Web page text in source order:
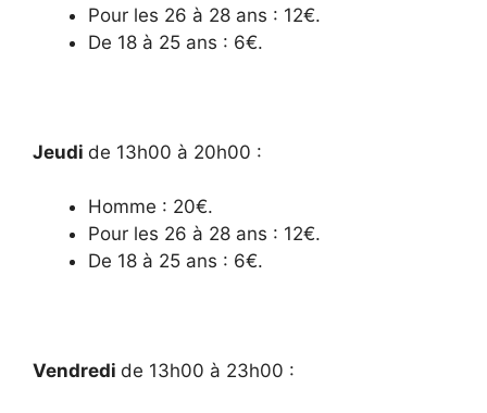
Pour les 26 à 28 ans : 12€.
De 18 à 25 ans : 6€.
Jeudi de 13h00 à 20h00 :
Homme : 20€.
Pour les 26 à 28 ans : 12€.
De 18 à 25 ans : 6€.
Vendredi de 13h00 à 23h00 :